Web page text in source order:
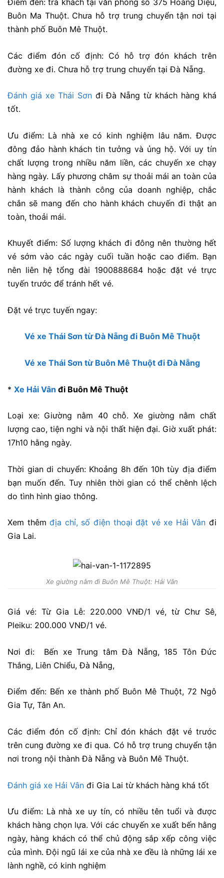
Buôn Ma Thuột. Chưa hỗ trợ trung chuyển tận nơi tại
thành phố Buôn Mê Thuột.
Các điểm đón cố định: Có hỗ trợ đón khách trên
đường xe đi. Chưa hỗ trợ trung chuyển tại Đà Nẵng.
Đánh giá xe Thái Sơnđi Đà Nẵng từ khách hàng khá
tốt.
Ưu điểm: Là nhà xe có kinh nghiệm lâu năm. Được
đông đảo hành khách tin tưởng và ủng hộ. Với uy tín
chất lượng trong nhiều năm liền, các chuyến xe chạy
hàng ngày. Lấy phương châm sự thoải mái an toàn của
hành khách là thành công của doanh nghiệp, chắc
chắn sẽ mang đến cho hành khách chuyến đi thật an
toàn, thoải mái.
Khuyết điểm: Số lượng khách đi đông nên thường hết
vé sớm vào các ngày cuối tuần hoặc cao điểm. Bạn
nên liên hệ tổng đài 1900888684 hoặc đặt vé trực
tuyến trước để tránh hết vé.
Đặt vé trực tuyến ngay:
Vé xe Thái Sơn từ Đà Nẵng đi Buôn Mê Thuột
Vé xe Thái Sơn từ Buôn Mê Thuột đi Đà Nẵng
* Xe Hải Vân đi Buôn Mê Thuột
Loại xe: Giường nằm 40 chỗ. Xe giường nằm chất
lượng cao, tiện nghi và nội thất hiện đại. Giờ xuất phát:
17h10 hằng ngày.
Thời gian di chuyển: Khoảng 8h đến 10h tùy địa điểm
bạn muốn đến. Tuy nhiên thời gian có thể chênh lệch
do tình hình giao thông.
Xem thêmđịa chỉ, số điện thoại đặt vé xe Hải Vân đi
Gia Lai.
Xe giường nằm đi Buôn Mê Thuột: Hải Vân
Giá vé: Từ Gia Lễ: 220.000 VNĐ/1 vé, từ Chư Sê,
Pleiku: 200.000 VNĐ/1 vé.
Nơi đi: Bến xe Trung tâm Đà Nẵng, 185 Tôn Đức
Thắng, Liên Chiểu, Đà Nẵng,
Điểm đến: Bến xe thành phố Buôn Mê Thuột, 72 Ngô
Gia Tự, Tân An.
Các điểm đón cố định: Chỉ đón khách đặt vé trước
trên cung đường xe đi qua. Có hỗ trợ trung chuyển tận
nơi trong nội thành Đà Nẵng và Buôn Mê Thuột.
Đánh giá xe Hải Vân đi Gia Lai từ khách hàng khá tốt
Ưu điểm:Là nhà xe uy tín, có nhiều tên tuổi và được
khách hàng chọn lựa. Với các chuyến xe xuất bến hằng
ngày, hàng khách có thể chủ động sắp xếp công việc
của mình. Đội ngũ lái xe của nhà xe đều là những lái xe
lành nghề, có kinh nghiệm